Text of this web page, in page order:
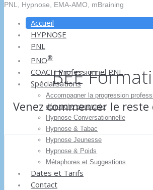
PNL, Hypnose, EMA-AMO, mBraining
Accueil
HYPNOSE
PNL
PNO®
COACH Professionnel PNL
Spécialisations
Accompagner la progression
démarche structurée
Hypnose Conversationnelle
Hypnose & Tabac
Hypnose Jeunesse
Hypnose & Poids
Métaphores et Suggestions
Dates et Tarifs
Contact
BEE
Venez commencer le